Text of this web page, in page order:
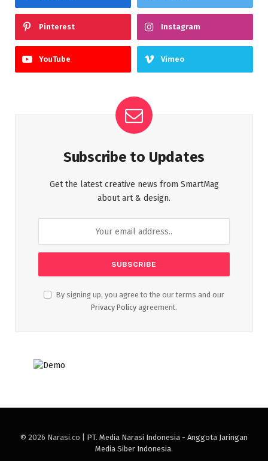
Pinterest Instagram
YouTube Vimeo
Subscribe to Updates
Get the latest creative news from SmartMag
about art & design.
By signing up, you agree to the our terms and our
Privacy Policy agreement.
© 2026 Narasi.co | PT. Media Narasi Indonesia - Anggota Jaringan
Media Siber Indonesia.